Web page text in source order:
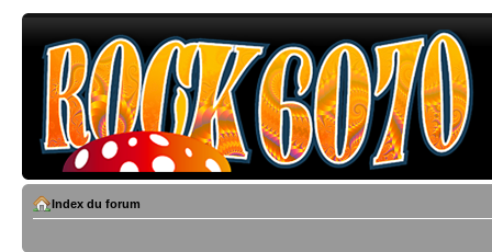
Index du forum